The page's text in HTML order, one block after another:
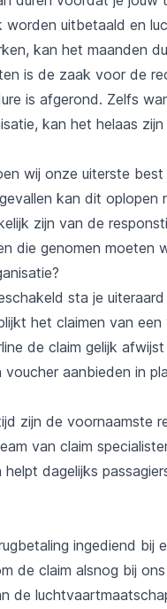
worden uitbetaald en
kan het maanden
is de zaak voor de
is afgerond. Zelfs
kan het helaas
wij onze uiterste
kan dit oplopen
zijn van de
die genomen moeten
sta je
het claimen van
de claim gelijk
aanbieden in
zijn de voornaamste
van claim
dagelijks
ingediend bij
de claim alsnog bij
de